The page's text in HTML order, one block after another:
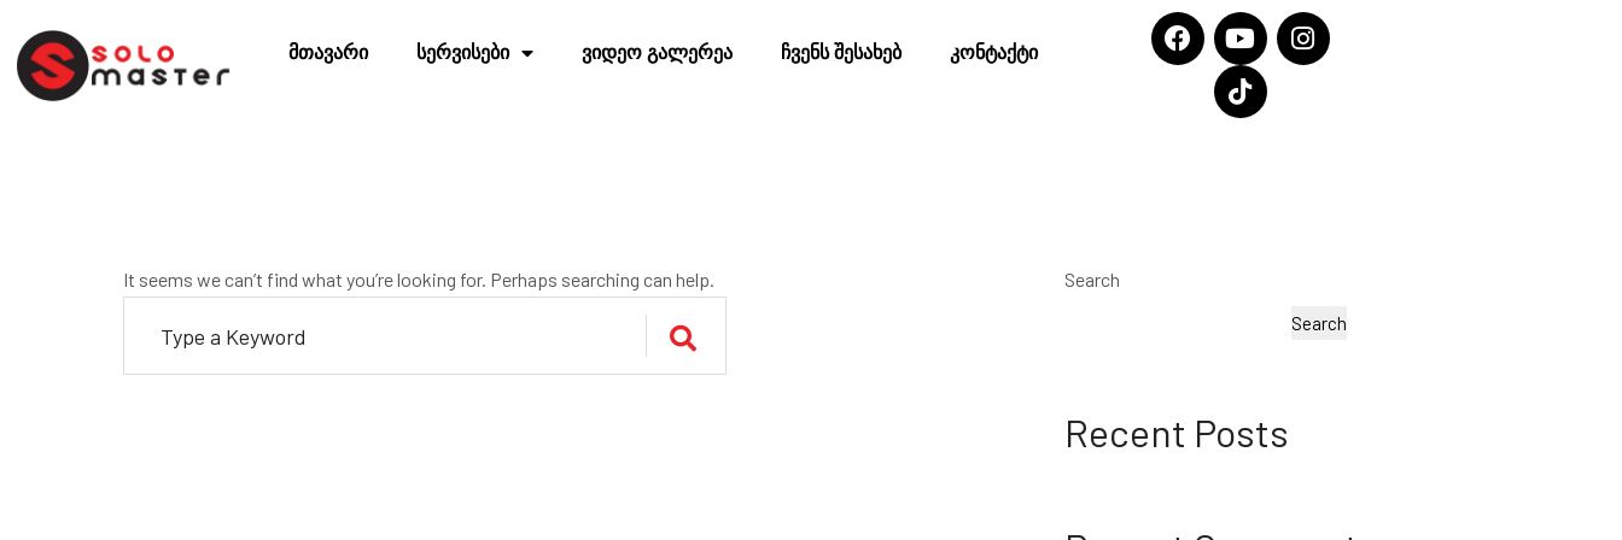
მთავარი სერვისები ვიდეო გალერეა ჩვენს შესახებ კონტაქტი
It seems we can’t find what you’re looking for. Perhaps searching can help. Search
Search
Recent Posts